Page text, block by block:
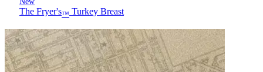
The Fryer's™ Turkey Breast